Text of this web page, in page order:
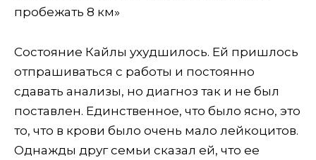
пробежать 8 км»
Состояние Кайлы ухудшилось. Ей пришлось
отпрашиваться с работы и постоянно
сдавать анализы, но диагноз так и не был
поставлен. Единственное, что было ясно, это
то, что в крови было очень мало лейкоцитов.
Однажды друг семьи сказал ей, что ее